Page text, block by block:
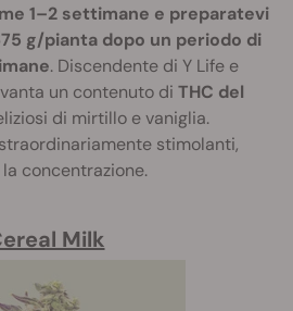
1–2 settimane e preparatevi
g/pianta dopo un periodo di
. Discendente di Y Life e
un contenuto di THC del
di mirtillo e vaniglia.
stimolanti,
concentrazione.
Milk